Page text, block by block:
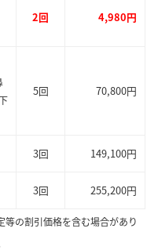
2回 4,980円
5回 70,800円
3回 149,100円
3回 255,200円
の割引価格を含む場合があり